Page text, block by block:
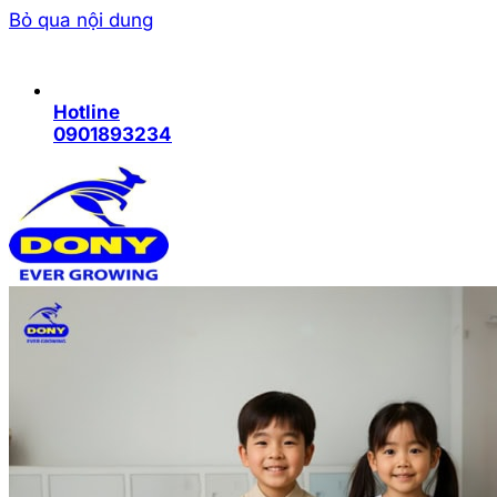
Bỏ qua nội dung
Hotline
0901893234